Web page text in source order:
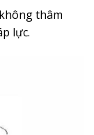
thâm
lực.